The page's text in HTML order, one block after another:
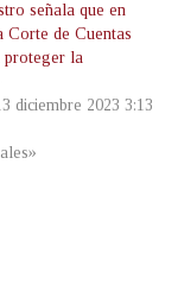
señala que en
Corte de Cuentas
proteger la
diciembre 2023 3:13